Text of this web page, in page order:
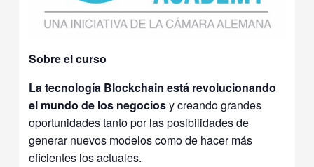
Sobre el curso
La tecnología Blockchain está revolucionando
el mundo de los negociosy creando grandes
oportunidades tanto por las posibilidades de
generar nuevos modelos como de hacer más
eficientes los actuales.